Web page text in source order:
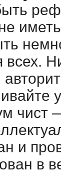
и
в